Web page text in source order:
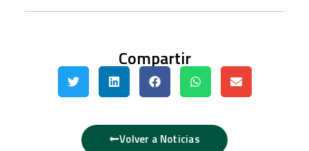
Compartir
Volver a Noticias